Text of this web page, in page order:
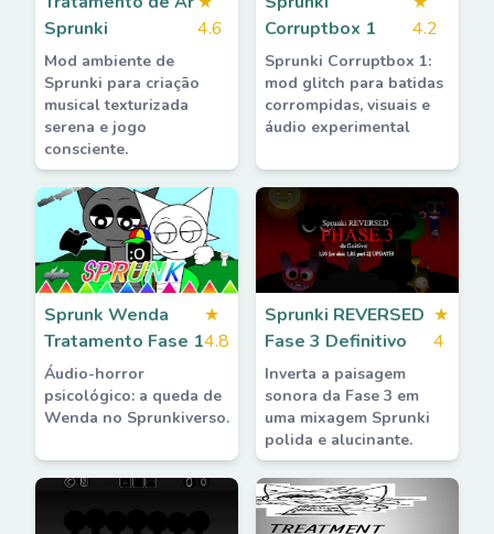
Sprunki
4.6
Mod ambiente de
Sprunki para criação
musical texturizada
serena e jogo
consciente.
Corruptbox 1
4.2
Sprunki Corruptbox 1:
mod glitch para batidas
corrompidas, visuais e
áudio experimental
Sprunk Wenda
Tratamento Fase 1
★
4.8
Áudio-horror
psicológico: a queda de
Wenda no Sprunkiverso.
Sprunki REVERSED
Fase 3 Definitivo
★
4
Inverta a paisagem
sonora da Fase 3 em
uma mixagem Sprunki
polida e alucinante.